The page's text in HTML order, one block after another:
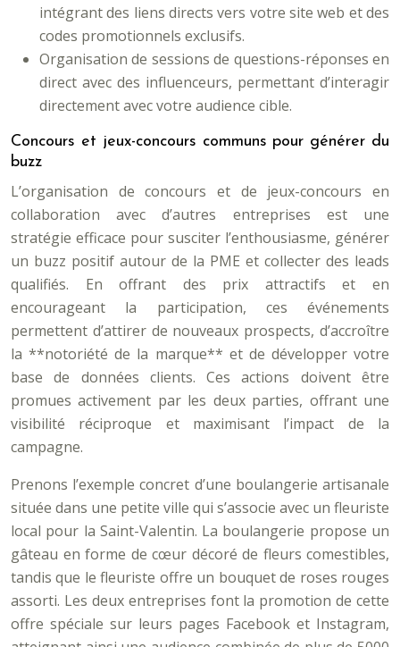
intégrant des liens directs vers votre site web et des
codes promotionnels exclusifs.
Organisation de sessions de questions-réponses en
direct avec des influenceurs, permettant d’interagir
directement avec votre audience cible.
Concours et jeux-concours communs pour générer du
buzz
L’organisation de concours et de jeux-concours en
collaboration avec d’autres entreprises est une
stratégie efficace pour susciter l’enthousiasme, générer
un buzz positif autour de la PME et collecter des leads
qualifiés. En offrant des prix attractifs et en
encourageant la participation, ces événements
permettent d’attirer de nouveaux prospects, d’accroître
la **notoriété de la marque** et de développer votre
base de données clients. Ces actions doivent être
promues activement par les deux parties, offrant une
visibilité réciproque et maximisant l’impact de la
campagne.
Prenons l’exemple concret d’une boulangerie artisanale
située dans une petite ville qui s’associe avec un fleuriste
local pour la Saint-Valentin. La boulangerie propose un
gâteau en forme de cœur décoré de fleurs comestibles,
tandis que le fleuriste offre un bouquet de roses rouges
assorti. Les deux entreprises font la promotion de cette
offre spéciale sur leurs pages Facebook et Instagram,